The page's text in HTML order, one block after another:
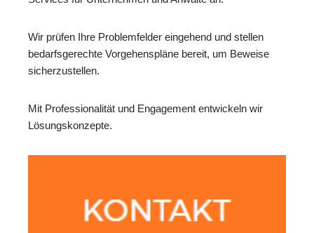
Wir prüfen Ihre Problemfelder eingehend und stellen
bedarfsgerechte Vorgehenspläne bereit, um Beweise
sicherzustellen.
Mit Professionalität und Engagement entwickeln wir
Lösungskonzepte.